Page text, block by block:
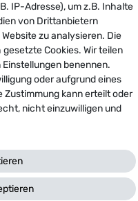
Instagram!
auf Pintarest
by neoprisma
Versandkosten
IP-Adresse), um z.B. Inhalte
von Drittanbietern
zu analysieren. Die
Cookies. Wir teilen
benennen.
oder aufgrund eines
kann erteilt oder
nicht einzuwilligen und
erklären wir in unserer